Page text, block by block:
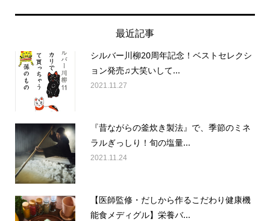
最近記事
シルバー川柳20周年記念！ベストセレクシ
ョン発売♫大笑いして...
2021.11.27
『昔ながらの釜炊き製法』で、季節のミネ
ラルぎっしり！旬の塩量...
2021.11.24
【医師監修・だしから作るこだわり健康機
能食メディグル】栄養バ...